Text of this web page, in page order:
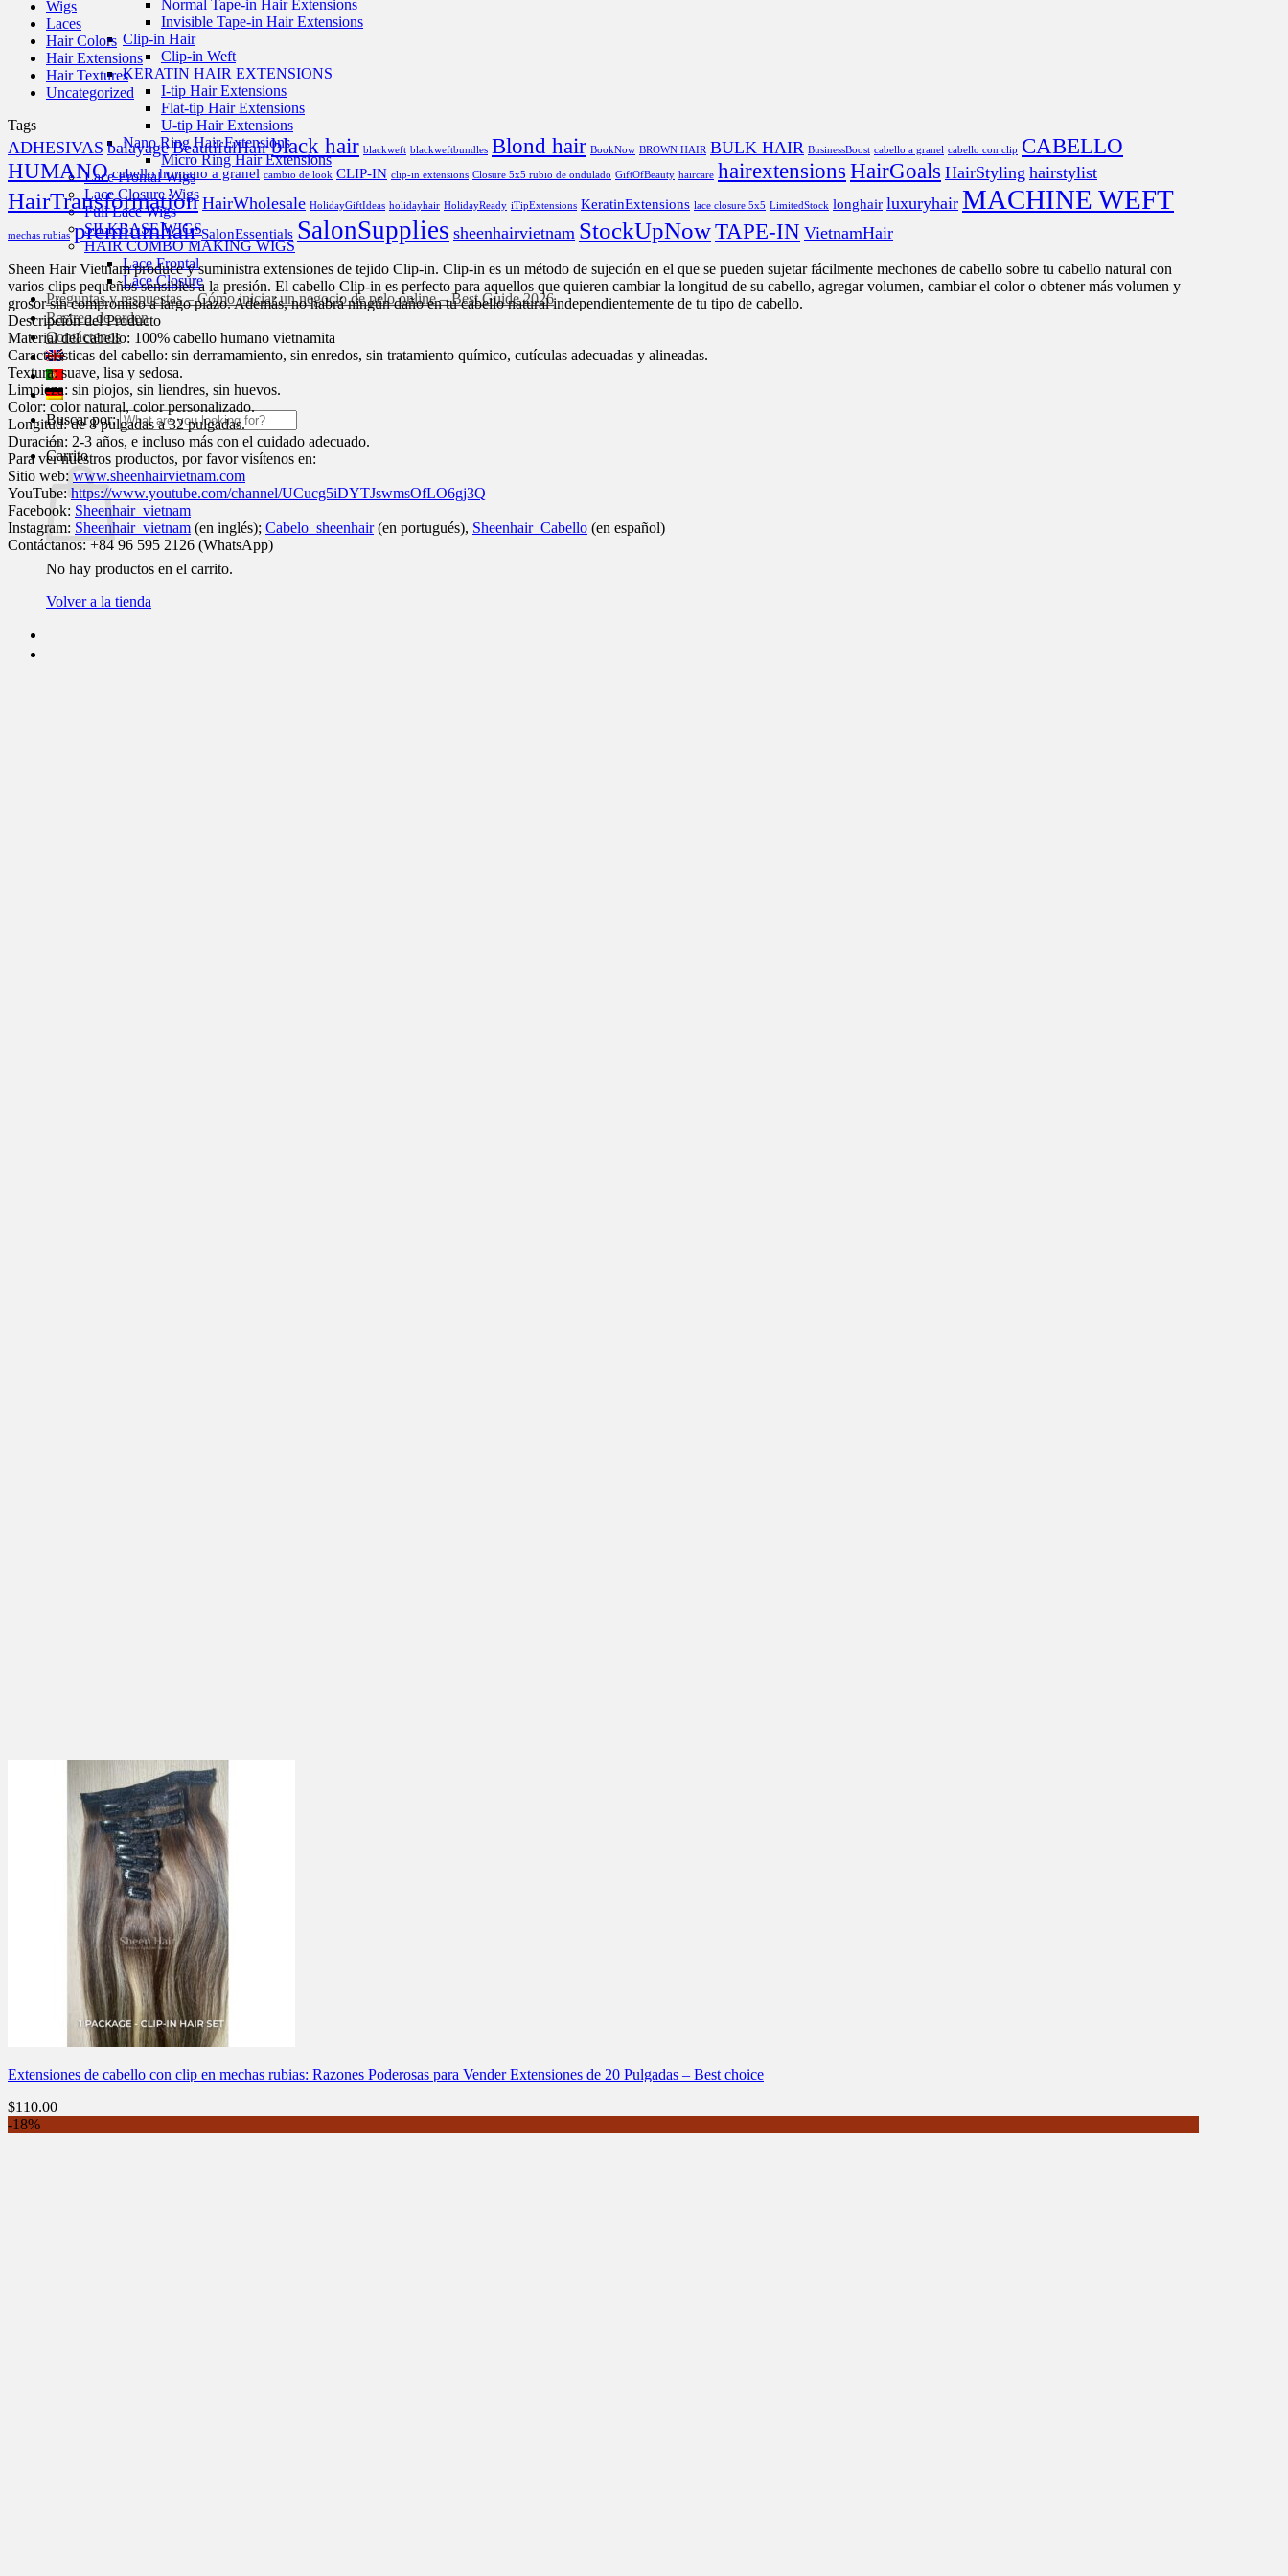
Normal Tape-in Hair Extensions
Invisible Tape-in Hair Extensions
Clip-in Hair
Clip-in Weft
KERATIN HAIR EXTENSIONS
I-tip Hair Extensions
Flat-tip Hair Extensions
U-tip Hair Extensions
Nano Ring Hair Extensions
Micro Ring Hair Extensions
Lace Frontal Wigs
Lace Closure Wigs
Full Lace Wigs
SILKBASE WIGS
HAIR COMBO MAKING WIGS
Lace Frontal
Lace Closure
Preguntas y respuestas – Cómo iniciar un negocio de pelo online – Best Guide 2026
Rastreo de orden
Contáctenos
Buscar por:
Carrito
No hay productos en el carrito.
Volver a la tienda
Wigs
Laces
Hair Colors
Hair Extensions
Hair Textures
Uncategorized
Tags
ADHESIVAS balayage BeautifulHair black hair blackweft blackweftbundles Blond hair BookNow BROWN HAIR BULK HAIR BusinessBoost cabello a granel cabello con clip CABELLO
HUMANO cabello humano a granel cambio de look CLIP-IN clip-in extensions Closure 5x5 rubio de ondulado GiftOfBeauty haircare hairextensions HairGoals HairStyling hairstylist
HairTransformation HairWholesale HolidayGiftIdeas holidayhair HolidayReady iTipExtensions KeratinExtensions lace closure 5x5 LimitedStock longhair luxuryhair MACHINE WEFT
mechas rubias premiumhair SalonEssentials SalonSupplies sheenhairvietnam StockUpNowTAPE-IN VietnamHair
Sheen Hair Vietnam produce y suministra extensiones de tejido Clip-in. Clip-in es un método de sujeción en el que se pueden sujetar fácilmente mechones de cabello sobre tu cabello natural con
varios clips pequeños sensibles a la presión. El cabello Clip-in es perfecto para aquellos que quieren cambiar la longitud de su cabello, agregar volumen, cambiar el color o obtener más volumen y
grosor sin compromiso a largo plazo. Además, no habrá ningún daño en tu cabello natural independientemente de tu tipo de cabello.
Descripción del Producto
Material del cabello: 100% cabello humano vietnamita
Características del cabello: sin derramamiento, sin enredos, sin tratamiento químico, cutículas adecuadas y alineadas.
Textura: suave, lisa y sedosa.
Limpieza: sin piojos, sin liendres, sin huevos.
Color: color natural, color personalizado.
Longitud: de 8 pulgadas a 32 pulgadas.
Duración: 2-3 años, e incluso más con el cuidado adecuado.
Para ver nuestros productos, por favor visítenos en:
Sitio web: www.sheenhairvietnam.com
YouTube:https://www.youtube.com/channel/UCucg5iDYTJswmsOfLO6gj3Q
Facebook: Sheenhair_vietnam
Instagram: Sheenhair_vietnam (en inglés); Cabelo_sheenhair(en portugués), Sheenhair_Cabello (en español)
Contáctanos: +84 96 595 2126 (WhatsApp)
Extensiones de cabello con clip en mechas rubias: Razones Poderosas para Vender Extensiones de 20 Pulgadas – Best choice
$110.00
-18%